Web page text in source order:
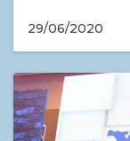
29/06/2020